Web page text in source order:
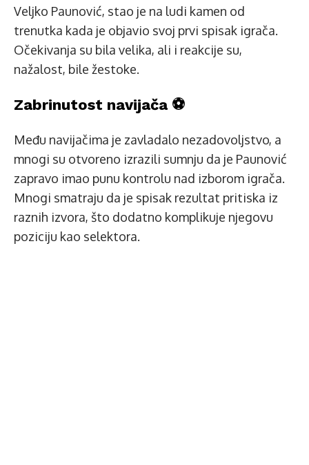
Veljko Paunović, stao je na ludi kamen od
trenutka kada je objavio svoj prvi spisak igrača.
Očekivanja su bila velika, ali i reakcije su,
nažalost, bile žestoke.
Zabrinutost navijača ⚽
Među navijačima je zavladalo nezadovoljstvo, a
mnogi su otvoreno izrazili sumnju da je Paunović
zapravo imao punu kontrolu nad izborom igrača.
Mnogi smatraju da je spisak rezultat pritiska iz
raznih izvora, što dodatno komplikuje njegovu
poziciju kao selektora.